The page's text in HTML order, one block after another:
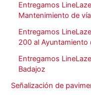
Entregamos
Mantenimiento de
Entregamos
200 al Ayuntamiento
Entregamos
Badajoz
Señalización de